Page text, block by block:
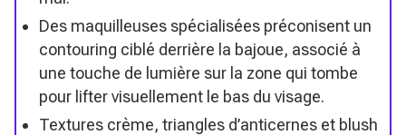
Des maquilleuses spécialisées préconisent un
contouring ciblé derrière la bajoue, associé à
une touche de lumière sur la zone qui tombe
pour lifter visuellement le bas du visage.
Textures crème, triangles d’anticernes et blush